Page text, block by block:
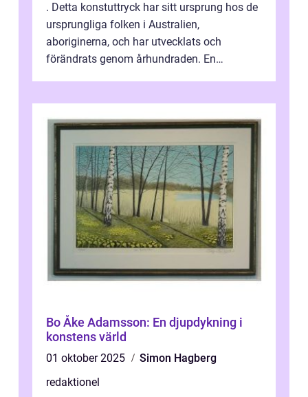
. Detta konstuttryck har sitt ursprung hos de
ursprungliga folken i Australien,
aboriginerna, och har utvecklats och
förändrats genom århundraden. En
Bo Åke Adamsson: En djupdykning i
konstens värld
01 oktober 2025
Simon Hagberg
redaktionel